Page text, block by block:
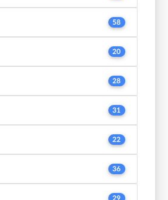
58
20
28
31
22
36
29